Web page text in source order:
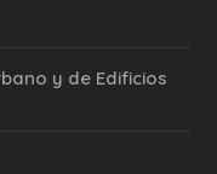
y de Edificios